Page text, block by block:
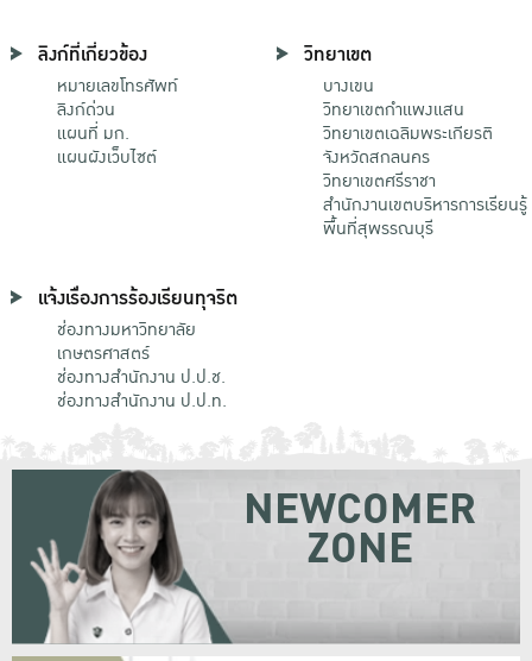
ลิงก์ที่เกี่ยวข้อง
หมายเลขโทรศัพท์
ลิงก์ด่วน
แผนที่ มก.
แผนผังเว็บไซต์
วิทยาเขต
บางเขน
วิทยาเขตกําแพงแสน
วิทยาเขตเฉลิมพระเกียรติ
จังหวัดสกลนคร
วิทยาเขตศรีราชา
สำนักงานเขตบริหารการเรียนรู้
พื้นที่สุพรรณบุรี
แจ้งเรื่องการร้องเรียนทุจริต
ช่องทางมหาวิทยาลัย
เกษตรศาสตร์
ช่องทางสำนักงาน ป.ป.ช.
ช่องทางสำนักงาน ป.ป.ท.
NEWCOMER
ZONE